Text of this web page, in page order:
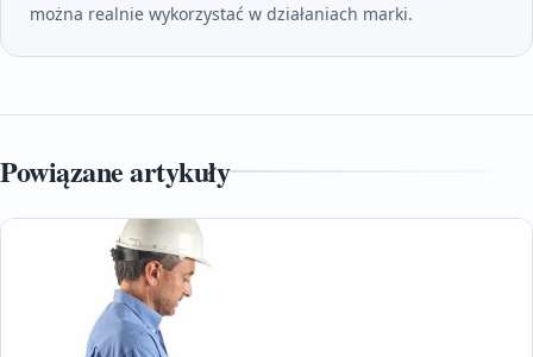
można realnie wykorzystać w działaniach marki.
Powiązane artykuły